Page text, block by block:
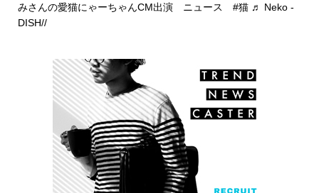
みさんの愛猫にゃーちゃんCM出演 ニュース #猫 ♬ Neko -
DISH//